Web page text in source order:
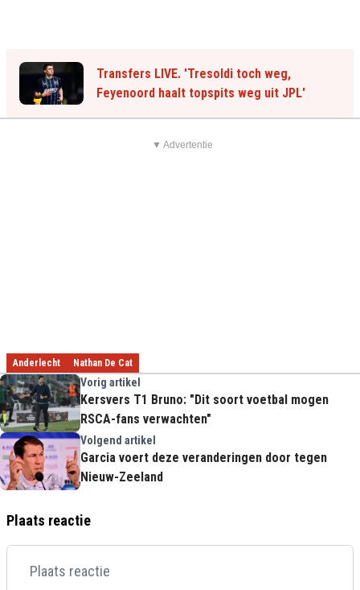
Transfers LIVE. 'Tresoldi toch weg,
Feyenoord haalt topspits weg uit JPL'
▼ Advertentie
Anderlecht Nathan De Cat
Vorig artikel
Kersvers T1 Bruno: "Dit soort voetbal mogen
RSCA-fans verwachten"
Volgend artikel
Garcia voert deze veranderingen door tegen
Nieuw-Zeeland
Plaats reactie